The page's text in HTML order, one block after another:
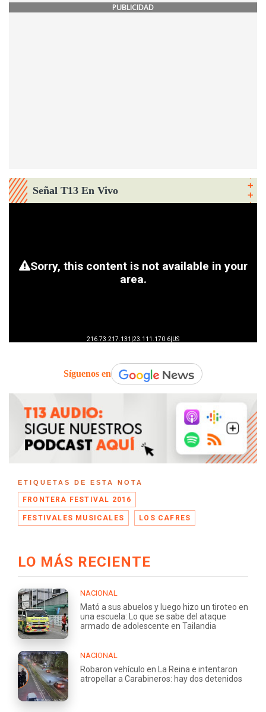
PUBLICIDAD
Señal T13 En Vivo
Síguenos en
ETIQUETAS DE ESTA NOTA
FRONTERA FESTIVAL 2016
FESTIVALES MUSICALES LOS CAFRES
LO MÁS RECIENTE
NACIONAL
Mató a sus abuelos y luego hizo un tiroteo en
una escuela: Lo que se sabe del ataque
armado de adolescente en Tailandia
NACIONAL
Robaron vehículo en La Reina e intentaron
atropellar a Carabineros: hay dos detenidos